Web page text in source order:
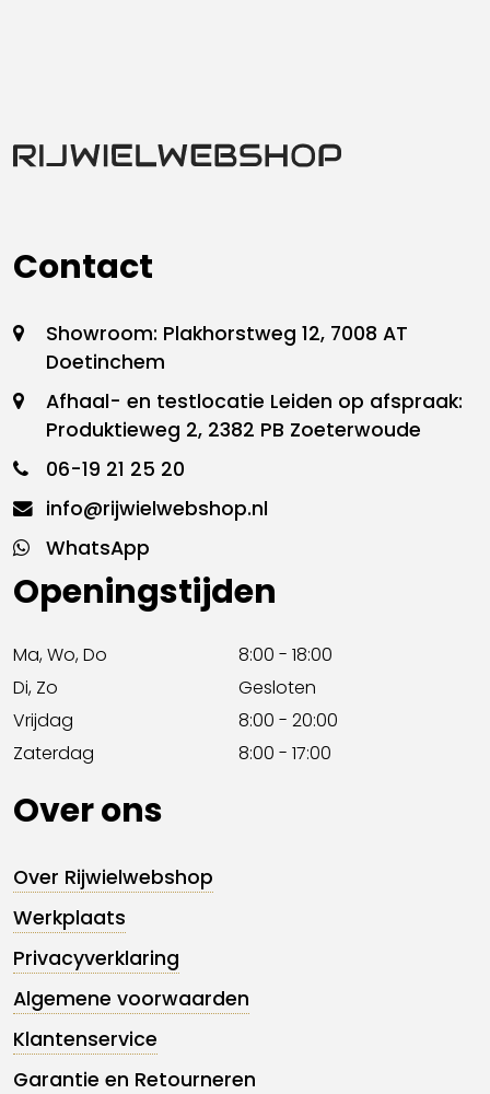
Contact
Showroom: Plakhorstweg 12, 7008 AT
Doetinchem
Afhaal- en testlocatie Leiden op afspraak:
Produktieweg 2, 2382 PB Zoeterwoude
06-19 21 25 20
info@rijwielwebshop.nl
WhatsApp
Openingstijden
Ma, Wo, Do
8:00 - 18:00
Di, Zo
Gesloten
Vrijdag
8:00 - 20:00
Zaterdag
8:00 - 17:00
Over ons
Over Rijwielwebshop
Werkplaats
Privacyverklaring
Algemene voorwaarden
Klantenservice
Garantie en Retourneren